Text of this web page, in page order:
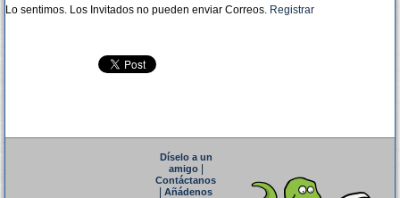
Lo sentimos. Los Invitados no pueden enviar Correos. Registrar
Díselo a un
amigo|
Contáctanos
Añádenos